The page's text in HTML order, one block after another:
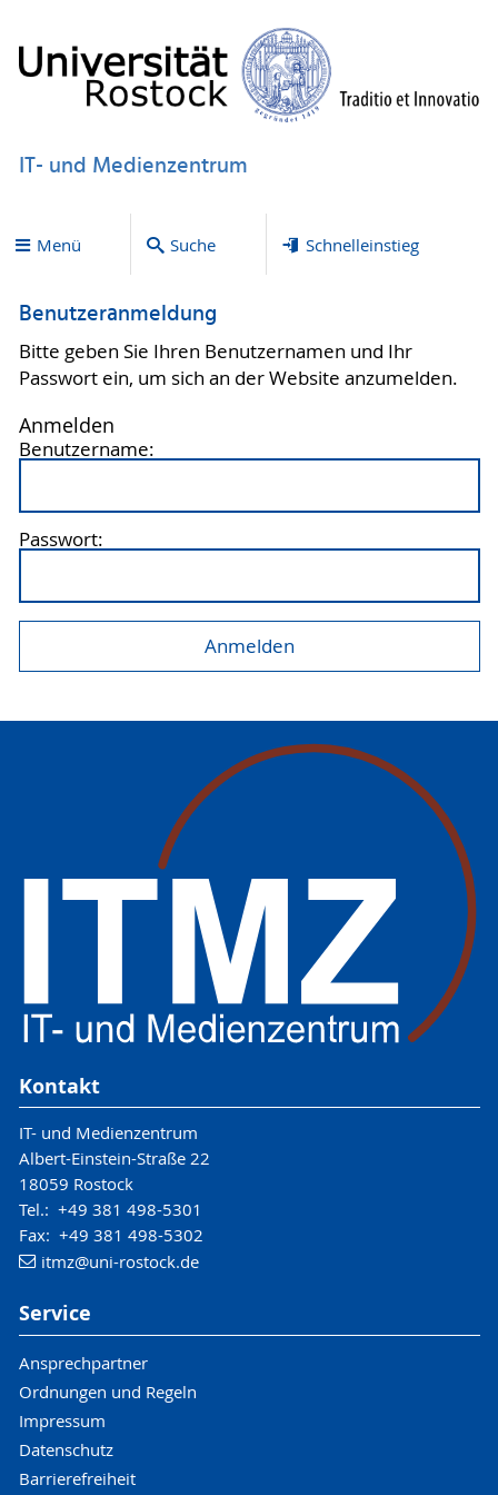
IT- und Medienzentrum
Menü Suche Schnelleinstieg
Benutzeranmeldung
Bitte geben Sie Ihren Benutzernamen und Ihr
Passwort ein, um sich an der Website anzumelden.
Anmelden
Benutzername:
Passwort:
Kontakt
IT- und Medienzentrum
Albert-Einstein-Straße 22
18059 Rostock
Tel.: +49 381 498-5301
Fax: +49 381 498-5302
itmz@uni-rostock.de
Service
Ansprechpartner
Ordnungen und Regeln
Impressum
Datenschutz
Barrierefreiheit